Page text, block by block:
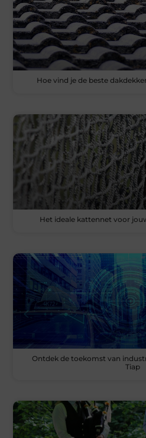
Hoe vind je de beste
Het ideale kattennet voor
Ontdek de toekomst van
Tiap